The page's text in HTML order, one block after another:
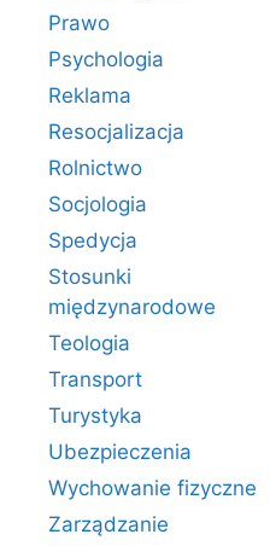
Prawo
Psychologia
Reklama
Resocjalizacja
Rolnictwo
Socjologia
Spedycja
Stosunki
międzynarodowe
Teologia
Transport
Turystyka
Ubezpieczenia
Wychowanie fizyczne
Zarządzanie